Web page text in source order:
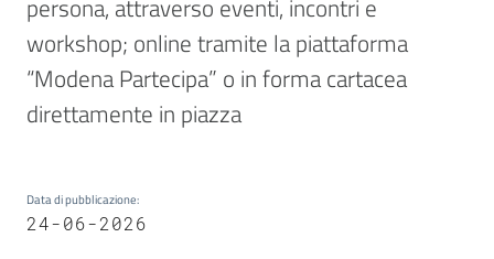
Argomenti
Seguici
su
persona, attraverso eventi, incontri e
workshop; online tramite la piattaforma
“Modena Partecipa” o in forma cartacea
direttamente in piazza
Data di pubblicazione:
24-06-2026